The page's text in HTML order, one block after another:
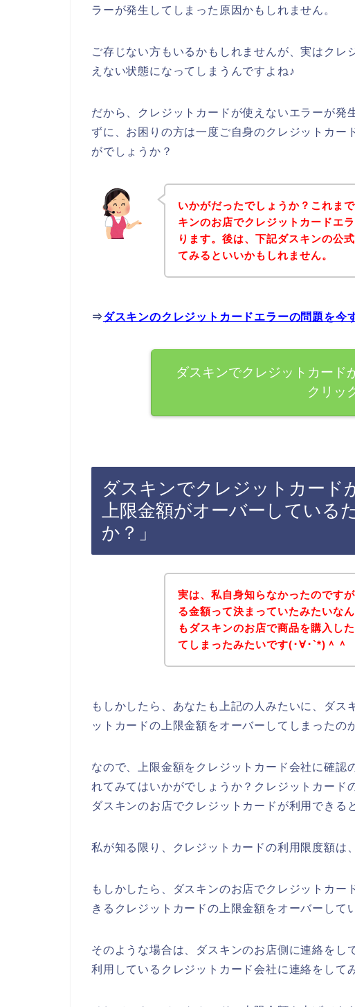
ラーが発生してしまった原因かもしれません。
ご存じない方もいるかもしれませんが、実はクレ
えない状態になってしまうんですよね♪
だから、クレジットカードが使えないエラーが発
ずに、お困りの方は一度ご自身のクレジットカー
がでしょうか？
いかがだったでしょうか？これま
キンのお店でクレジットカードエ
ります。後は、下記ダスキンの公
てみるといいかもしれません。
⇒ダスキンのクレジットカードエラーの問題を今
ダスキンでクレジットカード
クリッ
ダスキンでクレジットカード
上限金額がオーバーしている
か？」
実は、私自身知らなかったのです
る金額って決まっていたみたいな
もダスキンのお店で商品を購入し
てしまったみたいです(･∀･`*)＾＾
もしかしたら、あなたも上記の人みたいに、ダス
ットカードの上限金額をオーバーしてしまったの
なので、上限金額をクレジットカード会社に確認
れてみてはいかがでしょうか？クレジットカード
ダスキンのお店でクレジットカードが利用できる
私が知る限り、クレジットカードの利用限度額は
もしかしたら、ダスキンのお店でクレジットカー
きるクレジットカードの上限金額をオーバーして
そのような場合は、ダスキンのお店側に連絡をし
利用しているクレジットカード会社に連絡をして